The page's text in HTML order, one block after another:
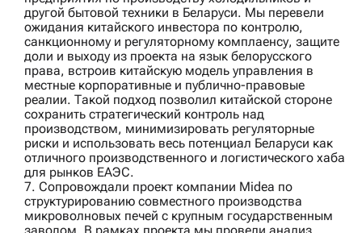
другой бытовой техники в Беларуси. Мы перевели
ожидания китайского инвестора по контролю,
санкционному и регуляторному комплаенсу, защите
доли и выходу из проекта на язык белорусского
права, встроив китайскую модель управления в
местные корпоративные и публично-правовые
реалии. Такой подход позволил китайской стороне
сохранить стратегический контроль над
производством, минимизировать регуляторные
риски и использовать весь потенциал Беларуси как
отличного производственного и логистического хаба
для рынков ЕАЭС.
7. Сопровождали проект компании Midea по
структурированию совместного производства
микроволновых печей с крупным государственным